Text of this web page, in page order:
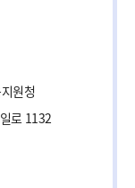
원청
로 1132